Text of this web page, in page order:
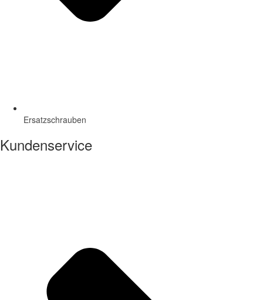
Ersatzschrauben
Kundenservice